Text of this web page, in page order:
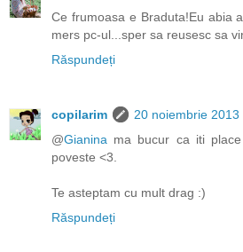
Ce frumoasa e Braduta!Eu abia
mers pc-ul...sper sa reusesc sa
Răspundeți
copilarim
20 noiembrie 2013
@Gianina ma bucur ca iti
poveste <3.
Te asteptam cu mult drag :)
Răspundeți